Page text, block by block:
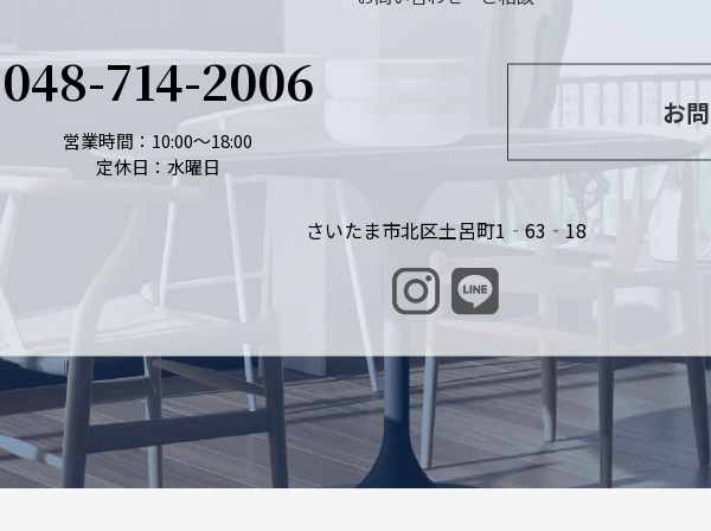
048-714-2006
営業時間：10:00～18:00
定休日：水曜日
お
さいたま市北区土呂町1‐63‐18